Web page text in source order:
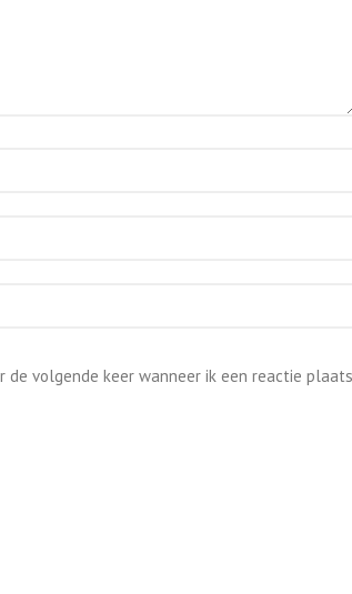
de volgende keer wanneer ik een reactie